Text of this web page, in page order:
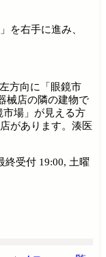
を右手に進み、
方向に「眼鏡市
械店の隣の建物で
場」が見える方
があります。湊医
終受付 19:00, 土曜